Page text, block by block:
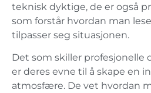
teknisk dyktige, de er også
som forstår hvordan man
tilpasser seg situasjonen.
Det som skiller profesjonelle
er deres evne til å skape en
atmosfære. De vet hvordan